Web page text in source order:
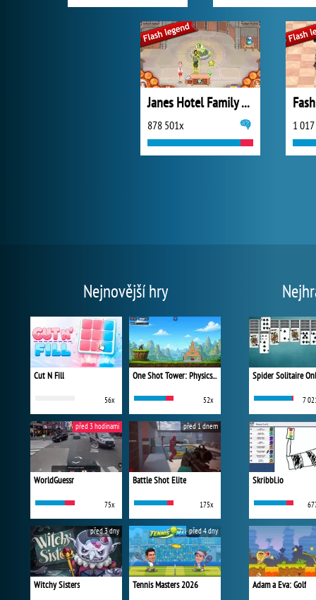
Janes Hotel Family Hero CZ
878 501x 1
Nejnovější hry
Cut N Fill
56x
One Shot Tower: Physics Destroyer
52x
WorldGuessr
75x
před 3 hodinami
Battle Shot Elite
175x
před 1 dnem
Witchy Sisters
před 3 dny
Tennis Masters 2026
před 4 dny
Spider Solitaire
7
Skribbl.io
Adam a Eva: Golf